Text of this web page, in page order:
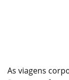
As viagens